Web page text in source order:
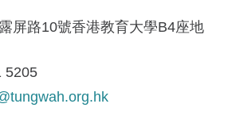
屏路10號香港教育大學B4座地
5205